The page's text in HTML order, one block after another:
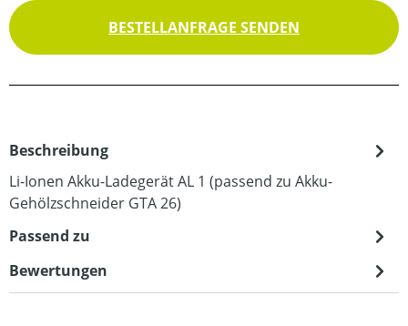
BESTELLANFRAGE SENDEN
Beschreibung
Li-Ionen Akku-Ladegerät AL 1 (passend zu Akku-
Gehölzschneider GTA 26)
Passend zu
Bewertungen